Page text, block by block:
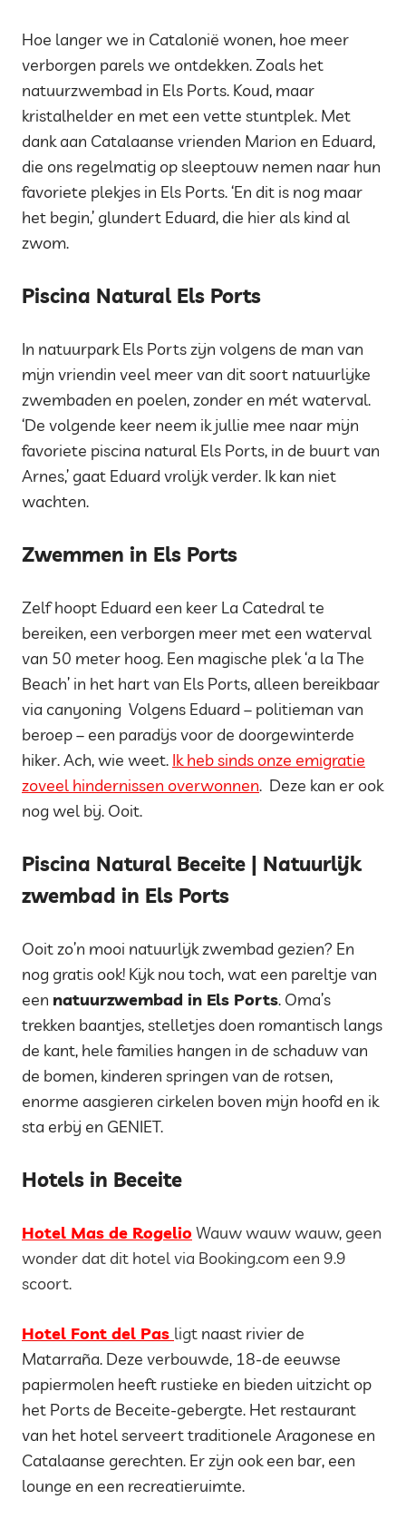
Hoe langer we in Catalonië wonen, hoe meer
verborgen parels we ontdekken. Zoals het
natuurzwembad in Els Ports. Koud, maar
kristalhelder en met een vette stuntplek. Met
dank aan Catalaanse vrienden Marion en Eduard,
die ons regelmatig op sleeptouw nemen naar hun
favoriete plekjes in Els Ports. ‘En dit is nog maar
het begin,’ glundert Eduard, die hier als kind al
zwom.
Piscina Natural Els Ports
In natuurpark Els Ports zijn volgens de man van
mijn vriendin veel meer van dit soort natuurlijke
zwembaden en poelen, zonder en mét waterval.
‘De volgende keer neem ik jullie mee naar mijn
favoriete piscina natural Els Ports, in de buurt van
Arnes,’ gaat Eduard vrolijk verder. Ik kan niet
wachten.
Zwemmen in Els Ports
Zelf hoopt Eduard een keer La Catedral te
bereiken, een verborgen meer met een waterval
van 50 meter hoog. Een magische plek ‘a la The
Beach’ in het hart van Els Ports, alleen bereikbaar
via canyoning Volgens Eduard – politieman van
beroep – een paradijs voor de doorgewinterde
hiker. Ach, wie weet. Ik heb sinds onze emigratie
zoveel hindernissen overwonnen. Deze kan er ook
nog wel bij. Ooit.
Piscina Natural Beceite | Natuurlijk
zwembad in Els Ports
Ooit zo’n mooi natuurlijk zwembad gezien? En
nog gratis ook! Kijk nou toch, wat een pareltje van
een natuurzwembad in Els Ports. Oma’s
trekken baantjes, stelletjes doen romantisch langs
de kant, hele families hangen in de schaduw van
de bomen, kinderen springen van de rotsen,
enorme aasgieren cirkelen boven mijn hoofd en ik
sta erbij en GENIET.
Hotels in Beceite
Hotel Mas de Rogelio Wauw wauw wauw, geen
wonder dat dit hotel via Booking.com een 9.9
scoort.
Hotel Font del Pas ligt naast rivier de
Matarraña. Deze verbouwde, 18-de eeuwse
papiermolen heeft rustieke en bieden uitzicht op
het Ports de Beceite-gebergte. Het restaurant
van het hotel serveert traditionele Aragonese en
Catalaanse gerechten. Er zijn ook een bar, een
lounge en een recreatieruimte.